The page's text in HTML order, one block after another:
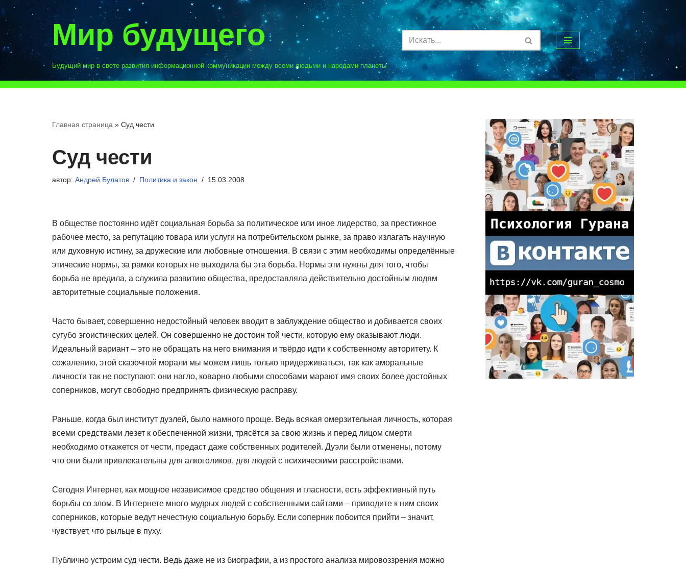
Перейти
к
содержимому
Мир будущего
Будущий мир в свете развития информационной коммуникации между всеми людьми и народами планеты
Главная страница » Суд чести
Суд чести
автор: Андрей Булатов Политика и закон 15.03.2008
В обществе постоянно идёт социальная борьба за политическое или иное лидерство, за престижное
рабочее место, за репутацию товара или услуги на потребительском рынке, за право излагать научную
или духовную истину, за дружеские или любовные отношения. В связи с этим необходимы определённые
этические нормы, за рамки которых не выходила бы эта борьба. Нормы эти нужны для того, чтобы
борьба не вредила, а служила развитию общества, предоставляла действительно достойным людям
авторитетные социальные положения.
Часто бывает, совершенно недостойный человек вводит в заблуждение общество и добивается своих
сугубо эгоистических целей. Он совершенно не достоин той чести, которую ему оказывают люди.
Идеальный вариант – это не обращать на него внимания и твёрдо идти к собственному авторитету. К
сожалению, этой сказочной морали мы можем лишь только придерживаться, так как аморальные
личности так не поступают: они нагло, коварно любыми способами марают имя своих более достойных
соперников, могут свободно предпринять физическую расправу.
Раньше, когда был институт дуэлей, было намного проще. Ведь всякая омерзительная личность, которая
всеми средствами лезет к обеспеченной жизни, трясётся за свою жизнь и перед лицом смерти
необходимо откажется от чести, предаст даже собственных родителей. Дуэли были отменены, потому
что они были привлекательны для алкоголиков, для людей с психическими расстройствами.
Сегодня Интернет, как мощное независимое средство общения и гласности, есть эффективный путь
борьбы со злом. В Интернете много мудрых людей с собственными сайтами – приводите к ним своих
соперников, которые ведут нечестную социальную борьбу. Если соперник побоится прийти – значит,
чувствует, что рыльце в пуху.
Публично устроим суд чести. Ведь даже не из биографии, а из простого анализа мировоззрения можно